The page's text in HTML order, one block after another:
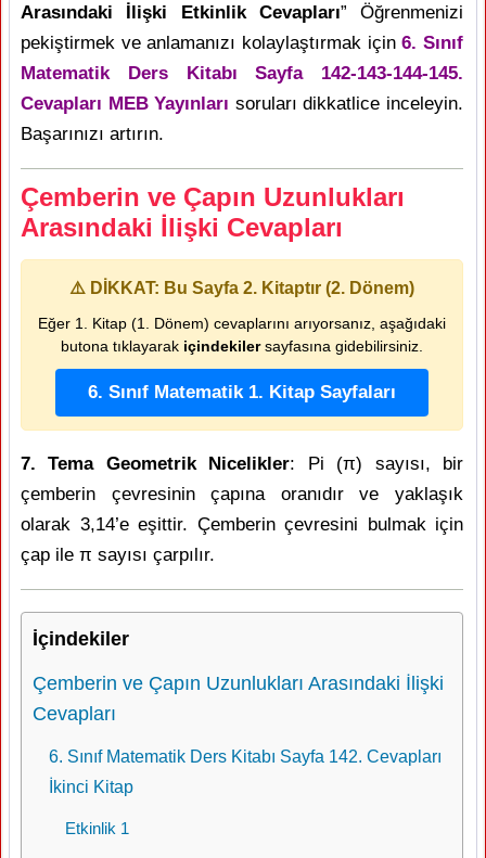
Arasındaki İlişki Etkinlik Cevapları” Öğrenmenizi
pekiştirmek ve anlamanızı kolaylaştırmak için6. Sınıf
Matematik Ders Kitabı Sayfa 142-143-144-145.
Cevapları MEB Yayınları soruları dikkatlice inceleyin.
Başarınızı artırın.
Çemberin ve Çapın Uzunlukları
Arasındaki İlişki Cevapları
⚠️ DİKKAT: Bu Sayfa 2. Kitaptır (2. Dönem)
Eğer 1. Kitap (1. Dönem) cevaplarını arıyorsanız, aşağıdaki
butona tıklayarak içindekilersayfasına gidebilirsiniz.
6. Sınıf Matematik 1. Kitap Sayfaları
7. Tema Geometrik Nicelikler: Pi (π) sayısı, bir
çemberin çevresinin çapına oranıdır ve yaklaşık
olarak 3,14’e eşittir. Çemberin çevresini bulmak için
çap ile π sayısı çarpılır.
İçindekiler
Çemberin ve Çapın Uzunlukları Arasındaki İlişki
Cevapları
6. Sınıf Matematik Ders Kitabı Sayfa 142. Cevapları
İkinci Kitap
Etkinlik 1